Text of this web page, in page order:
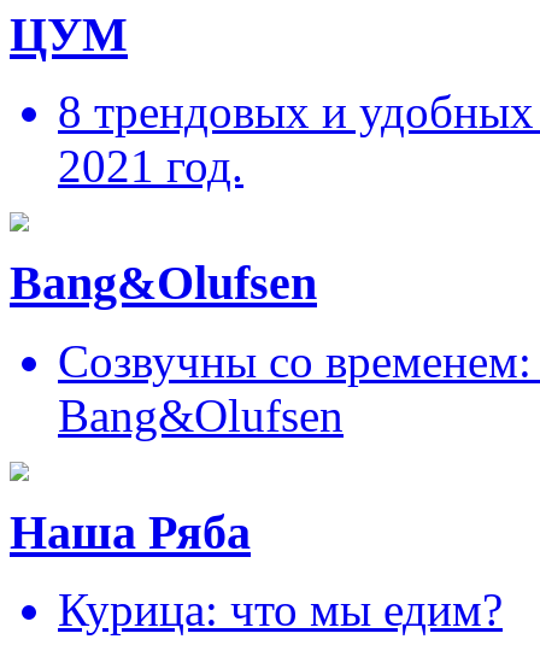
ЦУМ
8 трендовых и удобных
2021 год.
Bang&Olufsen
Созвучны со временем:
Bang&Olufsen
Наша Ряба
Курица: что мы едим?